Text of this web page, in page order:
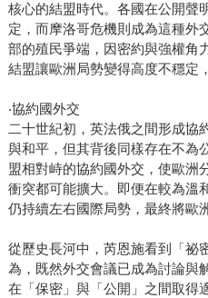
核心的結盟時代。各國在公開聲
定，而摩洛哥危機則成為這種外
部的殖民爭端，因密約與強權角
結盟讓歐洲局勢變得高度不穩定
‧協約國外交
二十世紀初，英法俄之間形成協
與和平，但其背後同樣存在不為
盟相對峙的協約國外交，使歐洲
衝突都可能擴大。即便在較為溫
仍持續左右國際局勢，最終將歐
從歷史長河中，芮恩施看到「祕
為，既然外交會議已成為討論與
在「保密」與「公開」之間取得